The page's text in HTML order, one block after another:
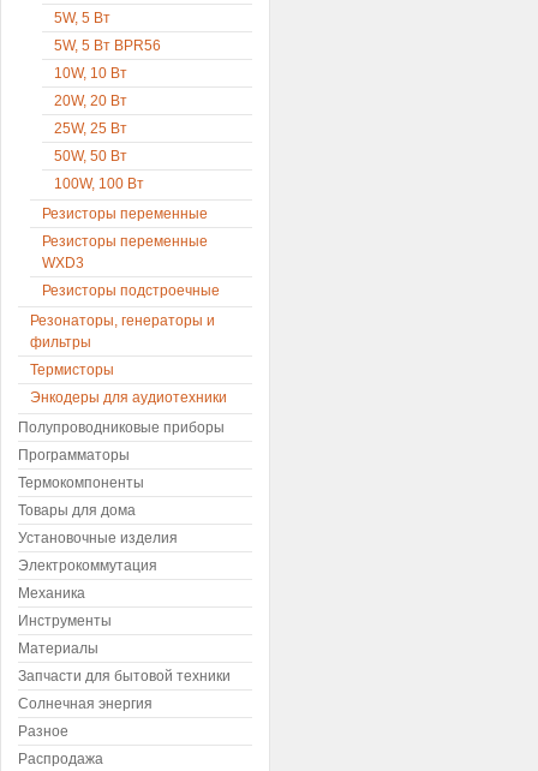
5W, 5 Вт
5W, 5 Вт BPR56
10W, 10 Вт
20W, 20 Вт
25W, 25 Вт
50W, 50 Вт
100W, 100 Вт
Резисторы переменные
Резисторы переменные
WXD3
Резисторы подстроечные
Резонаторы, генераторы и
фильтры
Термисторы
Энкодеры для аудиотехники
Полупроводниковые приборы
Программаторы
Термокомпоненты
Товары для дома
Установочные изделия
Электрокоммутация
Механика
Инструменты
Материалы
Запчасти для бытовой техники
Солнечная энергия
Разное
Распродажа